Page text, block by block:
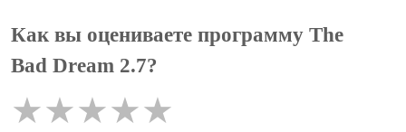
Как вы оцениваете программу The
Bad Dream 2.7?
★★★★★